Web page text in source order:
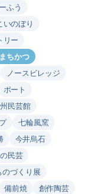
ふう
いのぼり
リー
ちかつ
ノースビレッジ
ポート
民芸館
七輪風窯
今井烏石
民芸
づくり展
備前焼
創作陶芸